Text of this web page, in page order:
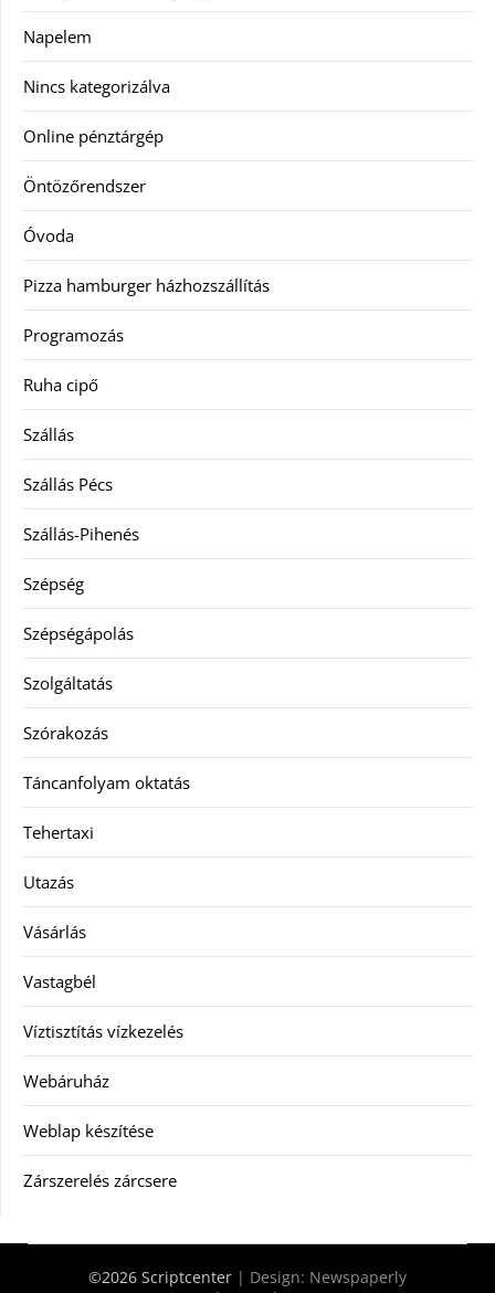
Napelem
Nincs kategorizálva
Online pénztárgép
Öntözőrendszer
Óvoda
Pizza hamburger házhozszállítás
Programozás
Ruha cipő
Szállás
Szállás Pécs
Szállás-Pihenés
Szépség
Szépségápolás
Szolgáltatás
Szórakozás
Táncanfolyam oktatás
Tehertaxi
Utazás
Vásárlás
Vastagbél
Víztisztítás vízkezelés
Webáruház
Weblap készítése
Zárszerelés zárcsere
©2026 Scriptcenter | Design: Newspaperly